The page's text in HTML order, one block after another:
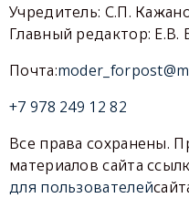
Учредитель: С.П.
Главный редактор: Е.В.
Почта:
+7 978 249 12 82
Все права сохранены.
материалов сайта
для пользователей